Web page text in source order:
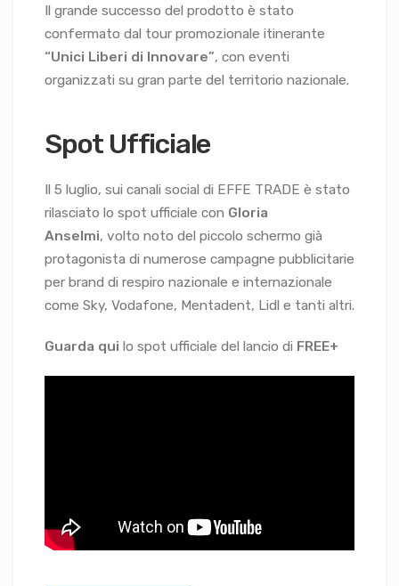
Il grande successo del prodotto è stato
confermato dal tour promozionale itinerante
“Unici Liberi di Innovare”, con eventi
organizzati su gran parte del territorio nazionale.
Spot Ufficiale
Il 5 luglio, sui canali social di EFFE TRADE è stato
rilasciato lo spot ufficiale con Gloria
Anselmi, volto noto del piccolo schermo già
protagonista di numerose campagne pubblicitarie
per brand di respiro nazionale e internazionale
come Sky, Vodafone, Mentadent, Lidl e tanti altri.
Guarda qui lo spot ufficiale del lancio di FREE+